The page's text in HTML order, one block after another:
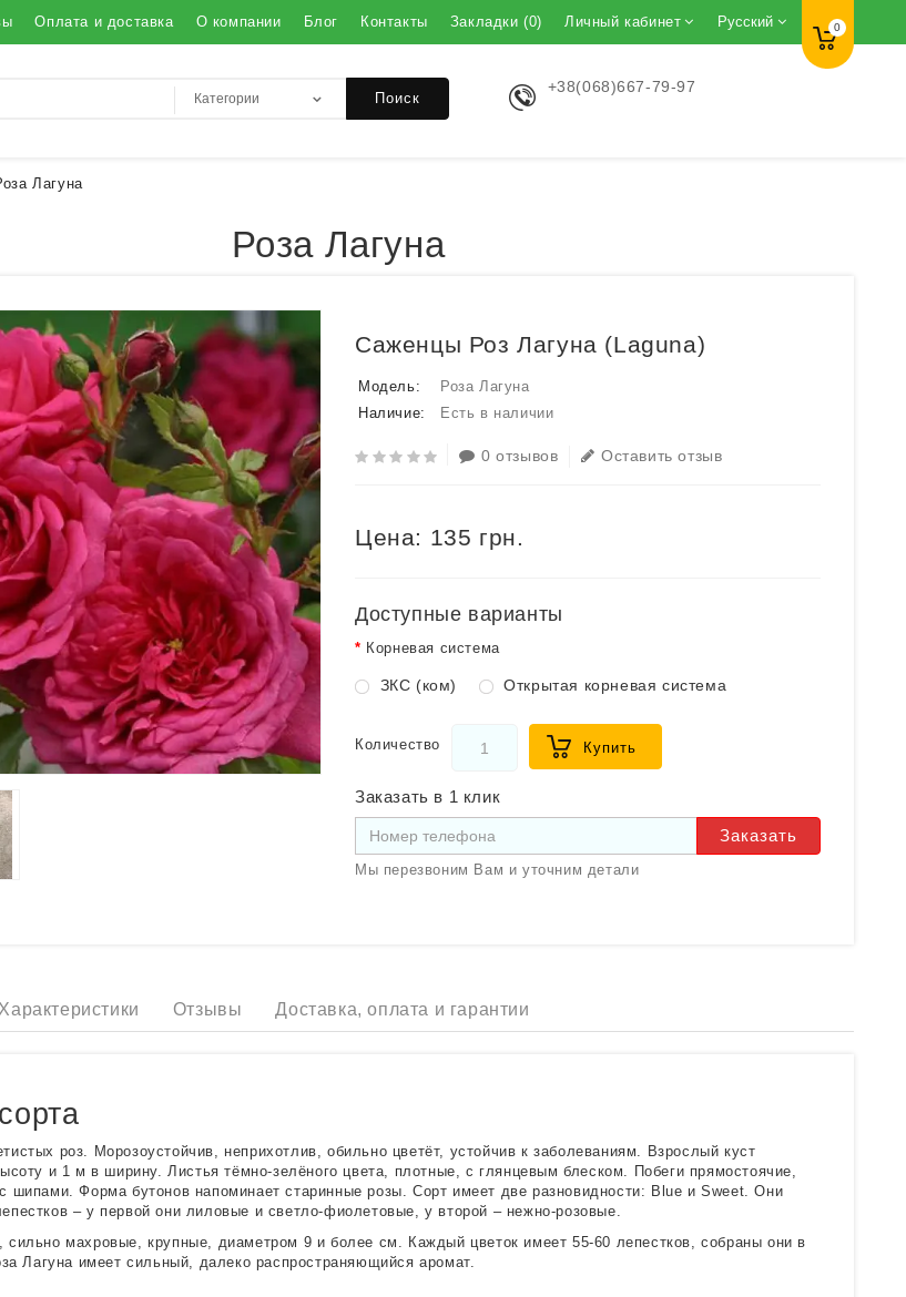
Оплата и доставка О компании Блог Контакты Закладки (0) Личный кабинет Русский 0
+38(068)667-79-97
Поиск
Лагуна
Роза Лагуна
Саженцы Роз Лагуна (Laguna)
Модель:
Роза Лагуна
Наличие:
Есть в наличии
0 отзывов Оставить отзыв
Цена: 135 грн.
Доступные варианты
Корневая система
ЗКС (ком) Открытая корневая система
Количество Купить
Заказать в 1 клик
Заказать
Мы перезвоним Вам и уточним детали
Характеристики Отзывы Доставка, оплата и гарантии
роз. Морозоустойчив, неприхотлив, обильно цветёт, устойчив к заболеваниям. Взрослый куст
и 1 м в ширину. Листья тёмно-зелёного цвета, плотные, с глянцевым блеском. Побеги прямостоячие,
шипами. Форма бутонов напоминает старинные розы. Сорт имеет две разновидности: Blue и Sweet. Они
– у первой они лиловые и светло-фиолетовые, у второй – нежно-розовые.
сильно махровые, крупные, диаметром 9 и более см. Каждый цветок имеет 55-60 лепестков, собраны они в
Лагуна имеет сильный, далеко распространяющийся аромат.